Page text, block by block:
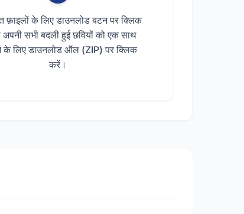
फ़ाइलों के लिए डाउनलोड बटन पर क्लिक
अपनी सभी बदली हुई छवियों को एक साथ
लिए डाउनलोड ऑल (ZIP) पर क्लिक
करें।